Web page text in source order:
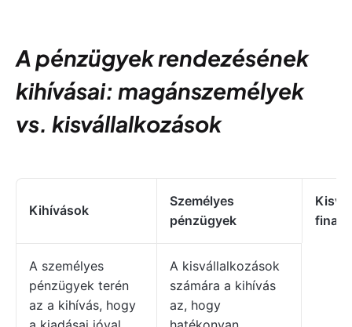
A pénzügyek rendezésének
kihívásai: magánszemélyek
vs. kisvállalkozások
Kihívások
Személyes
pénzügyek
A személyes
pénzügyek terén
az a kihívás, hogy
A kisvállalkozások
számára a kihívás
az, hogy